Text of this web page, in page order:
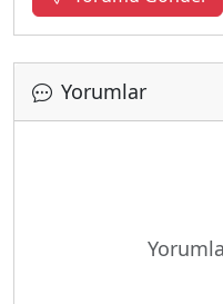
Yorumlar